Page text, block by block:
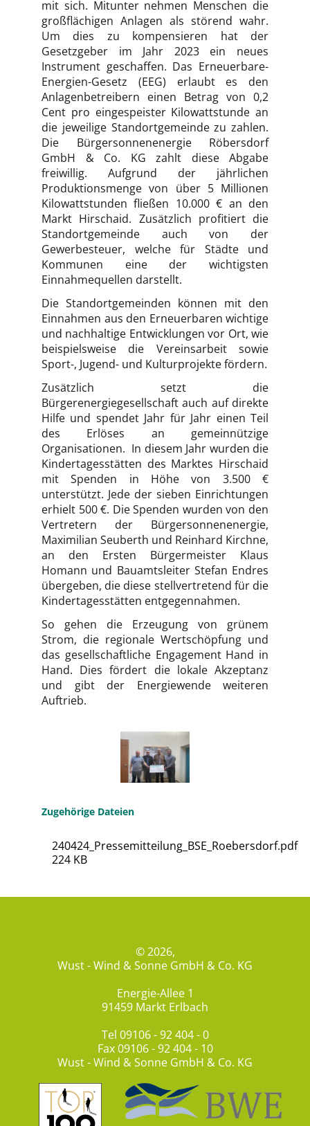
mit sich. Mitunter nehmen Menschen die
großflächigen Anlagen als störend wahr.
Um dies zu kompensieren hat der
Gesetzgeber im Jahr 2023 ein neues
Instrument geschaffen. Das Erneuerbare-
Energien-Gesetz (EEG) erlaubt es den
Anlagenbetreibern einen Betrag von 0,2
Cent pro eingespeister Kilowattstunde an
die jeweilige Standortgemeinde zu zahlen.
Die Bürgersonnenenergie Röbersdorf
GmbH & Co. KG zahlt diese Abgabe
freiwillig. Aufgrund der jährlichen
Produktionsmenge von über 5 Millionen
Kilowattstunden fließen 10.000 € an den
Markt Hirschaid. Zusätzlich profitiert die
Standortgemeinde auch von der
Gewerbesteuer, welche für Städte und
Kommunen eine der wichtigsten
Einnahmequellen darstellt.
Die Standortgemeinden können mit den
Einnahmen aus den Erneuerbaren wichtige
und nachhaltige Entwicklungen vor Ort, wie
beispielsweise die Vereinsarbeit sowie
Sport-, Jugend- und Kulturprojekte fördern.
Zusätzlich setzt die
Bürgerenergiegesellschaft auch auf direkte
Hilfe und spendet Jahr für Jahr einen Teil
des Erlöses an gemeinnützige
Organisationen. In diesem Jahr wurden die
Kindertagesstätten des Marktes Hirschaid
mit Spenden in Höhe von 3.500 €
unterstützt. Jede der sieben Einrichtungen
erhielt 500 €. Die Spenden wurden von den
Vertretern der Bürgersonnenenergie,
Maximilian Seuberth und Reinhard Kirchne,
an den Ersten Bürgermeister Klaus
Homann und Bauamtsleiter Stefan Endres
übergeben, die diese stellvertretend für die
Kindertagesstätten entgegennahmen.
So gehen die Erzeugung von grünem
Strom, die regionale Wertschöpfung und
das gesellschaftliche Engagement Hand in
Hand. Dies fördert die lokale Akzeptanz
und gibt der Energiewende weiteren
Auftrieb.
Zugehörige Dateien
240424_Pressemitteilung_BSE_Roebersdorf.pdf
224 KB
© 2026,
Wust - Wind & Sonne GmbH & Co. KG
Energie-Allee 1
91459 Markt Erlbach
Tel 09106 - 92 404 - 0
Fax 09106 - 92 404 - 10
Wust - Wind & Sonne GmbH & Co. KG